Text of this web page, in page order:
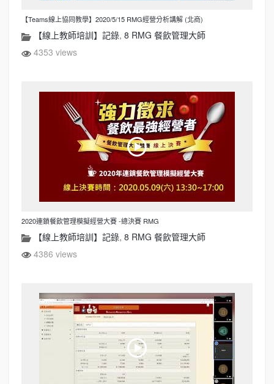
【Teams線上協同教學】2020/5/15 RMG經營分析講解 (北商)
【線上教師培訓】記錄, 8 RMG 餐飲管理大師
4353 views
2020連鎖餐飲管理模擬經營大賽 -總決賽 RMG
【線上教師培訓】記錄, 8 RMG 餐飲管理大師
4386 views